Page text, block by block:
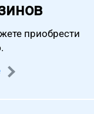
приобрести